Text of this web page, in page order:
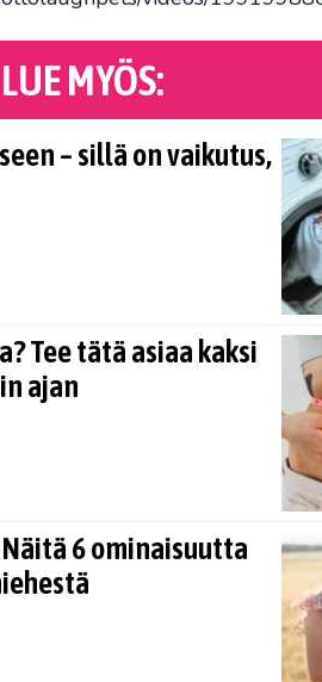
LUE MYÖS:
– sillä on vaikutus,
Tee tätä asiaa kaksi
ajan
6 ominaisuutta